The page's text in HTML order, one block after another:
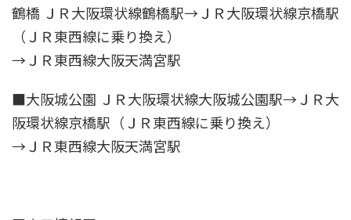
鶴橋 ＪＲ大阪環状線鶴橋駅→ＪＲ大阪環状線京橋駅
（ＪＲ東西線に乗り換え）
→ＪＲ東西線大阪天満宮駅
■大阪城公園 ＪＲ大阪環状線大阪城公園駅→ＪＲ大
阪環状線京橋駅（ＪＲ東西線に乗り換え）
→ＪＲ東西線大阪天満宮駅